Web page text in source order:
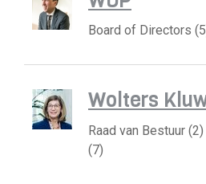
Board of Directors
Wolters
Raad van Bestuur
(7)